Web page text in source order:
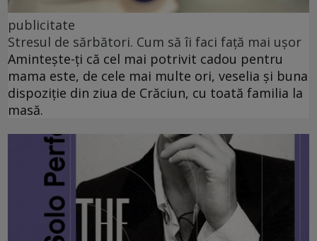
publicitate
Stresul de sărbători. Cum să îi faci față mai ușor
Amintește-ți că cel mai potrivit cadou pentru
mama este, de cele mai multe ori, veselia și buna
dispoziție din ziua de Crăciun, cu toată familia la
masă.